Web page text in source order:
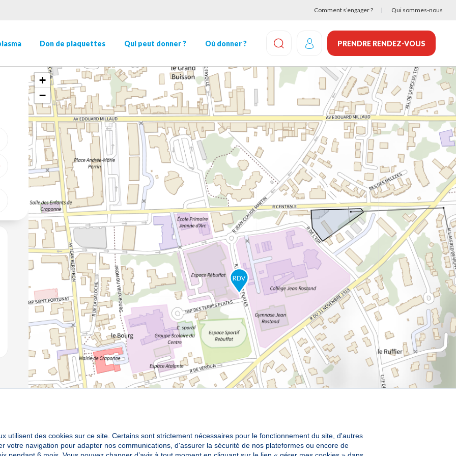
Comment s’engager ? Qui sommes-nous
Don de plaquettes Qui peut donner ? Où donner ?
EFFECTUEZ UNE RECHERCHE
PRENDRE RENDEZ-VOUS
GÉOLOCALISER
aux favoris
+
−
utilisent des cookies sur ce site. Certains sont strictement nécessaires pour le fonctionnement du site, d'autres
votre navigation pour adapter nos communications, d'assurer la sécurité de nos plateformes ou encore de